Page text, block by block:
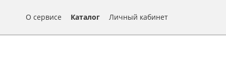
О сервисе Каталог Личный кабинет